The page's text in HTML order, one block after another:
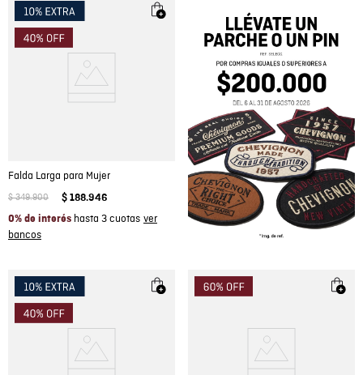
Falda Larga para Mujer
$ 349.900 $ 188.946
0% de interés hasta 3 cuotas